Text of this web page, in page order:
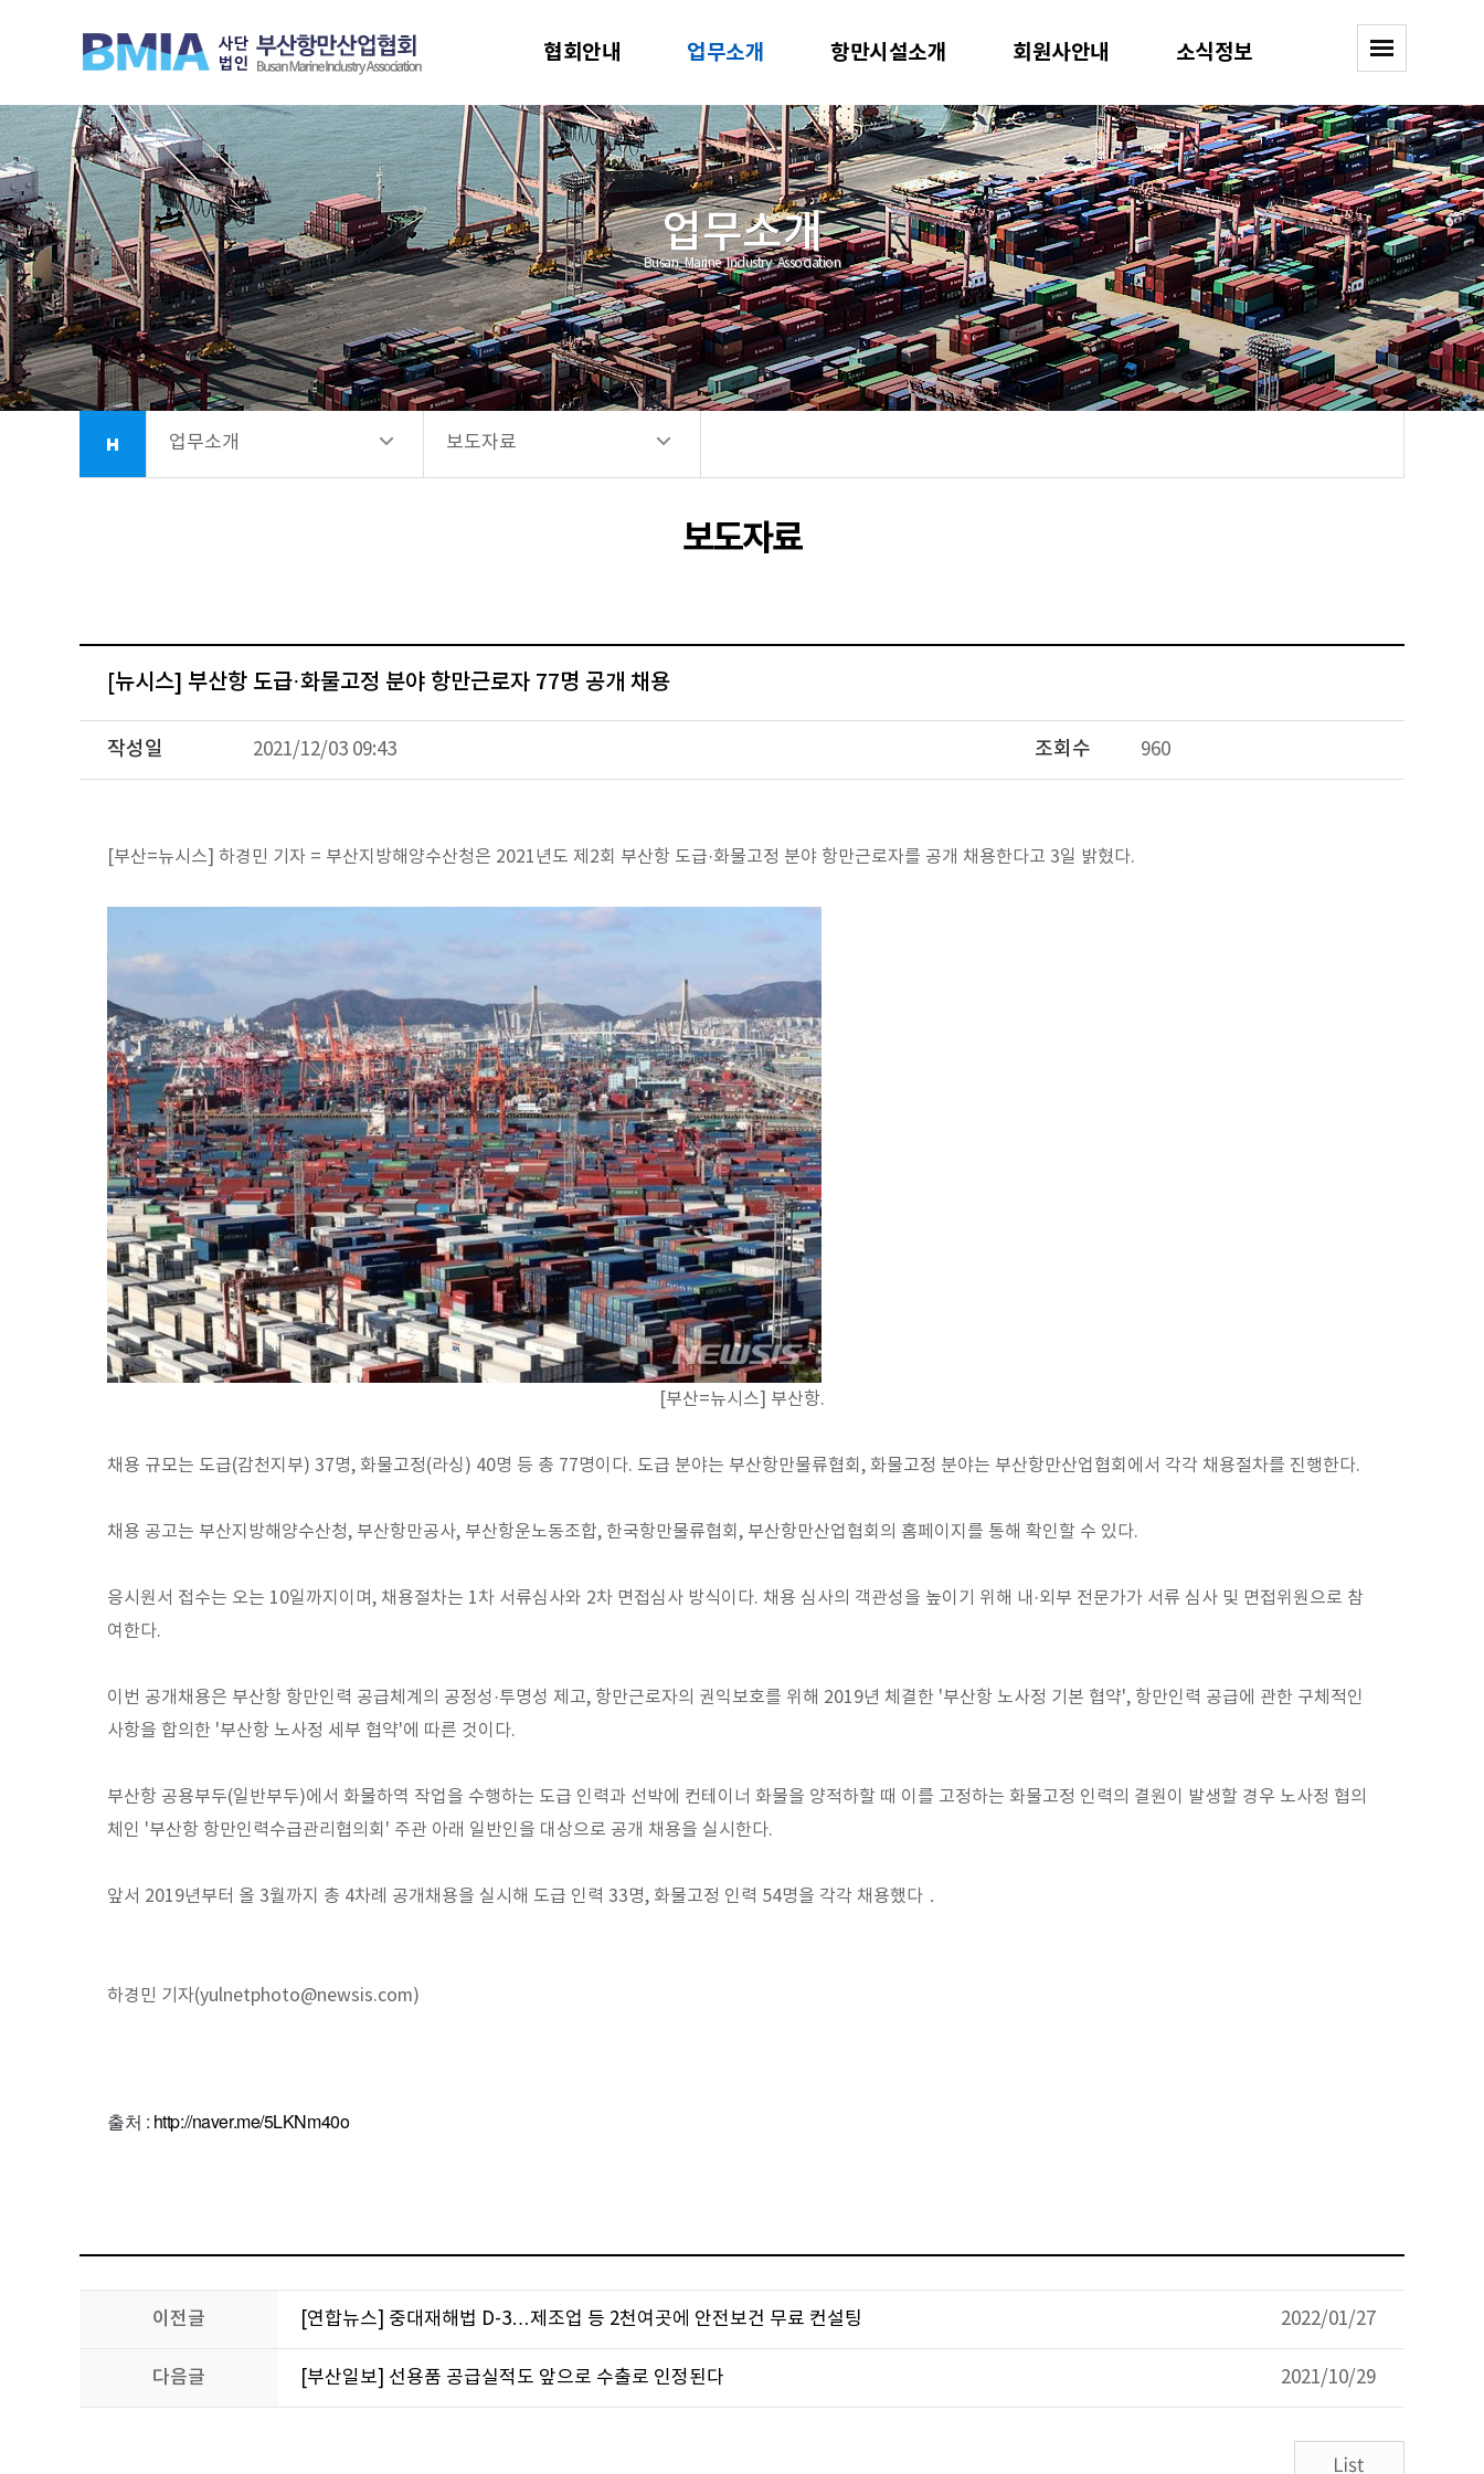
협회안내 업무소개 항만시설소개 회원사안내 소식정보
업무소개
Busan Marine Industry Association
업무소개
업무소개
항만시설소개
회원사안내
소식정보
보도자료
협회가입 안내
보도자료
법령정보
보도자료
[뉴시스] 부산항 도급·화물고정 분야 항만근로자 77명 공개 채용
작성일 2021/12/03 09:43 조회수 960
[부산=뉴시스] 하경민 기자 = 부산지방해양수산청은 2021년도 제2회 부산항 도급·화물고정 분야 항만근로자를 공개 채용한다고 3일 밝혔다.
[부산=뉴시스] 부산항.
채용 규모는 도급(감천지부) 37명, 화물고정(라싱) 40명 등 총 77명이다. 도급 분야는 부산항만물류협회, 화물고정 분야는 부산항만산업협회에서 각각 채용절차를 진행한다.
채용 공고는 부산지방해양수산청, 부산항만공사, 부산항운노동조합, 한국항만물류협회, 부산항만산업협회의 홈페이지를 통해 확인할 수 있다.
응시원서 접수는 오는 10일까지이며, 채용절차는 1차 서류심사와 2차 면접심사 방식이다. 채용 심사의 객관성을 높이기 위해 내·외부 전문가가 서류 심사 및 면접위원으로 참
여한다.
이번 공개채용은 부산항 항만인력 공급체계의 공정성·투명성 제고, 항만근로자의 권익보호를 위해 2019년 체결한 '부산항 노사정 기본 협약', 항만인력 공급에 관한 구체적인
사항을 합의한 '부산항 노사정 세부 협약'에 따른 것이다.
부산항 공용부두(일반부두)에서 화물하역 작업을 수행하는 도급 인력과 선박에 컨테이너 화물을 양적하할 때 이를 고정하는 화물고정 인력의 결원이 발생할 경우 노사정 협의
체인 '부산항 항만인력수급관리협의회' 주관 아래 일반인을 대상으로 공개 채용을 실시한다.
앞서 2019년부터 올 3월까지 총 4차례 공개채용을 실시해 도급 인력 33명, 화물고정 인력 54명을 각각 채용했다．
하경민 기자(yulnetphoto@newsis.com)
출처 : http://naver.me/5LKNm40o
이전글 [연합뉴스] 중대재해법 D-3…제조업 등 2천여곳에 안전보건 무료 컨설팅 2022/01/27
다음글 [부산일보] 선용품 공급실적도 앞으로 수출로 인정된다 2021/10/29